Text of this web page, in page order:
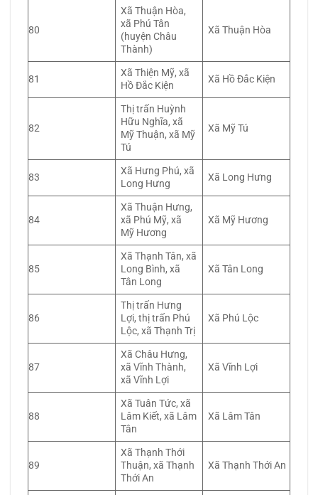
80
Xã Thuận Hòa,
xã Phú Tân
(huyện Châu
Thành)
Xã Thuận Hòa
81
Xã Thiện Mỹ, xã
Hồ Đắc Kiện
Xã Hồ Đắc Kiện
82
Thị trấn Huỳnh
Hữu Nghĩa, xã
Mỹ Thuận, xã Mỹ
Tú
Xã Mỹ Tú
83
Xã Hưng Phú, xã
Long Hưng
Xã Long Hưng
84
Xã Thuận Hưng,
xã Phú Mỹ, xã
Mỹ Hương
Xã Mỹ Hương
85
Xã Thạnh Tân, xã
Long Bình, xã
Tân Long
Xã Tân Long
86
Thị trấn Hưng
Lợi, thị trấn Phú
Lộc, xã Thạnh Trị
Xã Phú Lộc
87
Xã Châu Hưng,
xã Vĩnh Thành,
xã Vĩnh Lợi
Xã Vĩnh Lợi
88
Xã Tuân Tức, xã
Lâm Kiết, xã Lâm
Tân
Xã Lâm Tân
89
Xã Thạnh Thới
Thuận, xã Thạnh
Thới An
Xã Thạnh Thới An